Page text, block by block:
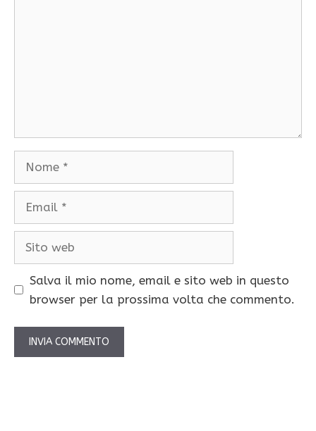
Salva il mio nome, email e sito web in questo
browser per la prossima volta che commento.